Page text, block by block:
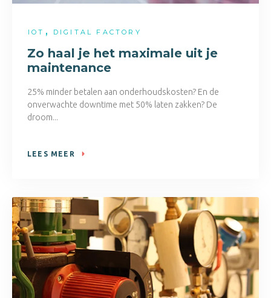
IOT , DIGITAL FACTORY
Zo haal je het maximale uit je
maintenance
25% minder betalen aan onderhoudskosten? En de
onverwachte downtime met 50% laten zakken? De
droom...
LEES MEER